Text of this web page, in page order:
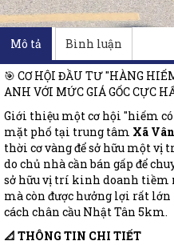
Mô tả Bình luận
🎯 CƠ HỘI ĐẦU TƯ "HÀNG
ANH VỚI MỨC GIÁ GỐC CỰC
Giới thiệu một cơ hội "hiếm
mặt phố tại trung tâm Xã
thời cơ vàng để sở hữu một vị
do chủ nhà cần bán gấp để
sở hữu vị trí kinh doanh tiềm
mà còn được hưởng lợi rất
cách chân cầu Nhật Tân 5km.
📐 THÔNG TIN CHI TIẾT